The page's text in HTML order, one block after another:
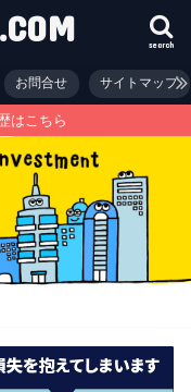
search
お問合せ サイトマップ
はこちら